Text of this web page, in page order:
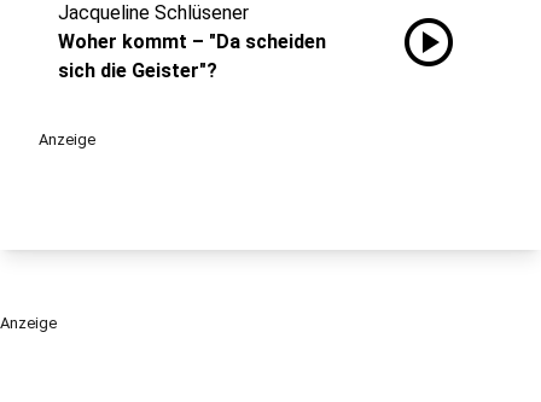
Jacqueline Schlüsener
Woher kommt – "Da scheiden
sich die Geister"?
play_circle
Anzeige
Anzeige